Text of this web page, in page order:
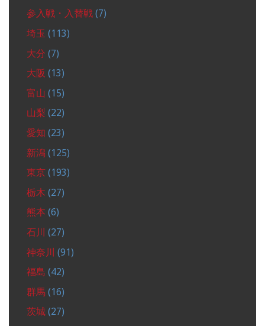
参入戦・入替戦 (7)
埼玉 (113)
大分 (7)
大阪 (13)
富山 (15)
山梨 (22)
愛知 (23)
新潟 (125)
東京 (193)
栃木 (27)
熊本 (6)
石川 (27)
神奈川 (91)
福島 (42)
群馬 (16)
茨城 (27)